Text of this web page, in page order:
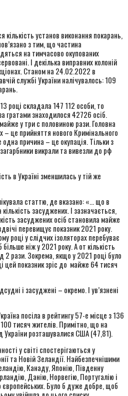
кількість установ виконання покарань,
з тим, що частина
на тимчасово окупованих
І декілька виправних колоній
Станом на 24.02.2022 в
службі України налічувалось: 109
році складала 147 112 особи, то
гратами знаходилося 42726 осіб.
у три с половиною рази. Головна
– це прийняття нового Кримінального
причина – це окупація. Тільки з
викрали та вивезли до рф
в Україні зменшилась у тій же
статтю, де вказано: «… що в
кількість засуджених. І зазначається,
засуджених осіб становила майже
перевищує показник 2021 року.
році у слідчих ізоляторах перебуває
ніж у 2021 року. А от кількість
2 рази. Зокрема, якщо у 2021 році було
цей показник зріс до майже 64 тисяч
і засуджені – окремо. І ув’язнені
посіла в рейтингу 57-е місце з 136
тисяч жителів. Примітно, що на
України розташувалися США (47,81).
у світі спостерігаються у
та Новій Зеландії. Найбезпечнішими
Канаду, Японію, Південну
Данію, Норвегію, Португалію і
європейських. Було б дуже добре, щоб